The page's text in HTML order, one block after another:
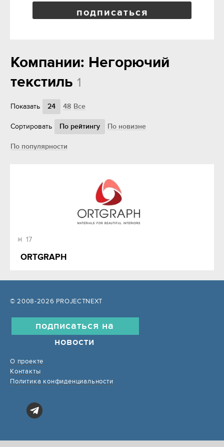
подписаться
Компании: Негорючий
текстиль 1
Показать 24 48 Все
Сортировать По рейтингу По новизне
По популярности
17
ORTGRAPH
© 2008-2026 PROJECTNEXT
подписаться на
новости
О проекте
Контакты
Политика конфиденциальности